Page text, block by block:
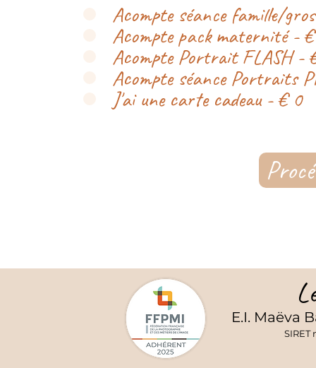
Acompte séance famille/
Acompte pack maternité -
Acompte Portrait FLASH -
Acompte séance Portraits
J'ai une carte cadeau - € 0
E.I. Maëva
SIRET